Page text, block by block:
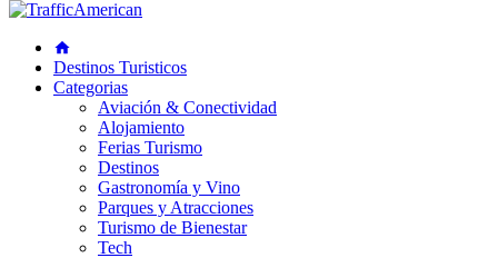
Destinos Turisticos
Categorias
Aviación & Conectividad
Alojamiento
Ferias Turismo
Destinos
Gastronomía y Vino
Parques y Atracciones
Turismo de Bienestar
Tech